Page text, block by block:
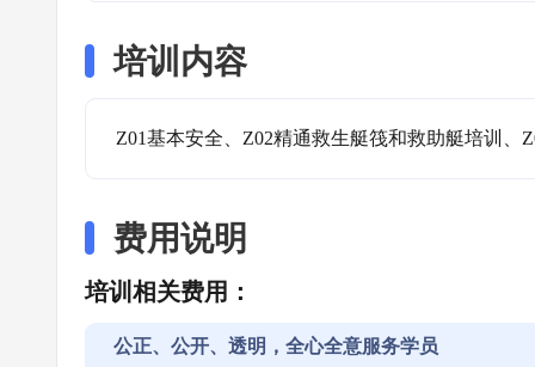
培训内容
Z01基本安全、Z02精通救生艇筏和救助艇培训、
费用说明
培训相关费用：
公正、公开、透明，全心全意服务学员